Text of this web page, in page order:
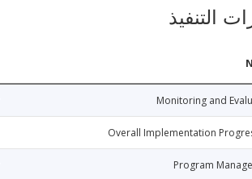
التنفيذ
Monitoring and
Overall Implementation
Program